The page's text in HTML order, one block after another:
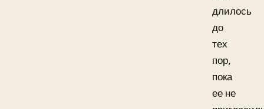
длилось
до
тех
пор,
пока
ее не